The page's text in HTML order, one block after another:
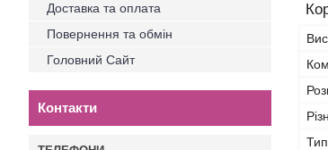
Тип
Доставка та оплата
Повернення та обмін
Головний Сайт
Контакти